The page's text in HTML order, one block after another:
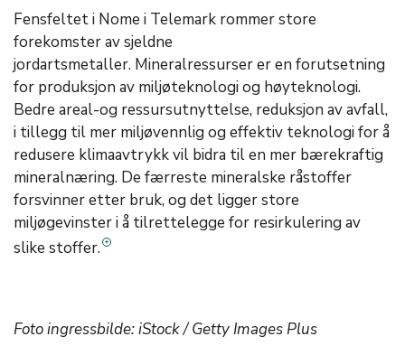
Fensfeltet i Nome i Telemark rommer store
forekomster av sjeldne
jordartsmetaller. Mineralressurser er en forutsetning
for produksjon av miljøteknologi og høyteknologi.
Bedre areal-og ressursutnyttelse, reduksjon av avfall,
i tillegg til mer miljøvennlig og effektiv teknologi for å
redusere klimaavtrykk vil bidra til en mer bærekraftig
mineralnæring. De færreste mineralske råstoffer
forsvinner etter bruk, og det ligger store
miljøgevinster i å tilrettelegge for resirkulering av
slike stoffer.
Foto ingressbilde: iStock / Getty Images Plus